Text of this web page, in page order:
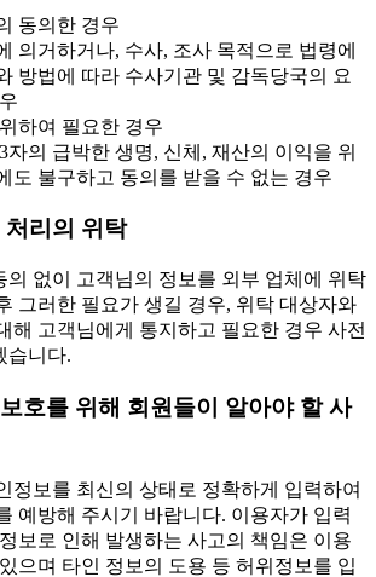
동의한 경우
의거하거나, 수사, 조사 목적으로 법령에
방법에 따라 수사기관 및 감독당국의 요
하여 필요한 경우
자의 급박한 생명, 신체, 재산의 이익을 위
도 불구하고 동의를 받을 수 없는 경우
리의 위탁
의 없이 고객님의 정보를 외부 업체에 위탁
그러한 필요가 생길 경우, 위탁 대상자와
해 고객님에게 통지하고 필요한 경우 사전
습니다.
호를 위해 회원들이 알아야 할 사
정보를 최신의 상태로 정확하게 입력하여
예방해 주시기 바랍니다. 이용자가 입력
보로 인해 발생하는 사고의 책임은 이용
으며 타인 정보의 도용 등 허위정보를 입